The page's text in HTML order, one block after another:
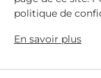
politique de
En savoir plus